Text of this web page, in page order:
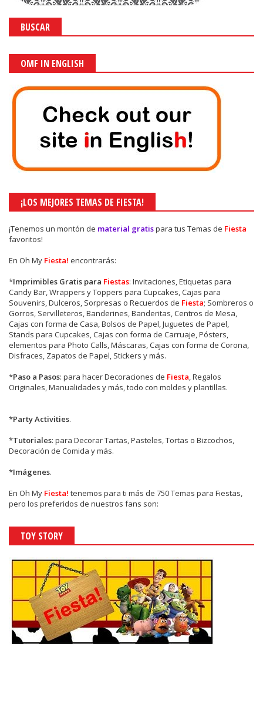
BUSCAR
OMF IN ENGLISH
¡LOS MEJORES TEMAS DE FIESTA!
¡Tenemos un montón de material gratispara tus Temas de Fiesta
favoritos!
En Oh My Fiesta! encontrarás:
*Imprimibles Gratis para Fiestas: Invitaciones, Etiquetas para
Candy Bar, Wrappers y Toppers para Cupcakes, Cajas para
Souvenirs, Dulceros, Sorpresas o Recuerdos de Fiesta; Sombreros o
Gorros, Servilleteros, Banderines, Banderitas, Centros de Mesa,
Cajas con forma de Casa, Bolsos de Papel, Juguetes de Papel,
Stands para Cupcakes, Cajas con forma de Carruaje, Pósters,
elementos para Photo Calls, Máscaras, Cajas con forma de Corona,
Disfraces, Zapatos de Papel, Stickers y más.
*Paso a Pasos: para hacer Decoraciones de Fiesta, Regalos
Originales, Manualidades y más, todo con moldes y plantillas.
*Party Activities.
*Tutoriales: para Decorar Tartas, Pasteles, Tortas o Bizcochos,
Decoración de Comida y más.
*Imágenes.
En Oh My Fiesta! tenemos para ti más de 750 Temas para Fiestas,
pero los preferidos de nuestros fans son:
TOY STORY